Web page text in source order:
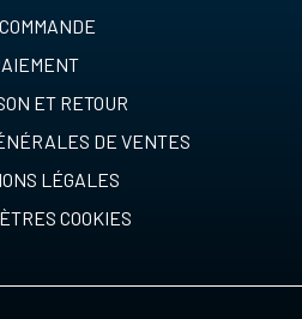
ET RETOUR
DE VENTES
LÉGALES
COOKIES